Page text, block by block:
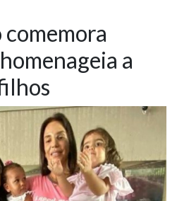
AGENDA
NOTÍCIAS
VÍDEOS
a